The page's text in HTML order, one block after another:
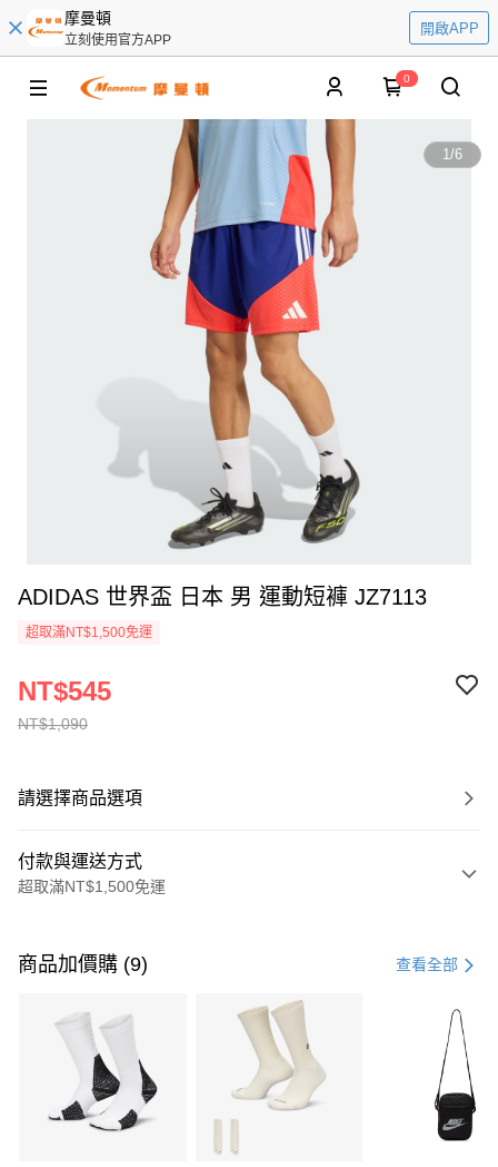
摩曼頓
立刻使用官方APP
開啟APP
0
1/6
ADIDAS 世界盃 日本 男 運動短褲 JZ7113
超取滿NT$1,500免運
NT$1,090
NT$545
請選擇商品選項
付款與運送方式
超取滿NT$1,500免運
信用卡一次付款
3 期 0 利率 每期 21家銀行
合作金庫商業銀行
第一商業銀行
華南商業銀行
彰化商業銀行
上海商業儲蓄銀行
Apple Pay
商品加價購 (9) 查看全部